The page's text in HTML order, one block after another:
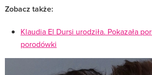
Zobacz także:
Klaudia El Dursi urodziła. Pokazała
porodówki